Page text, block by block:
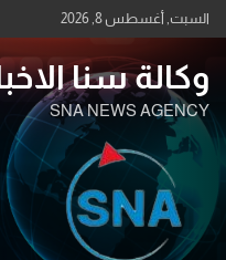
Skip
to
السبت, أغسطس 8, 2026
وكالة سنا
SNA NEWS AGENCY